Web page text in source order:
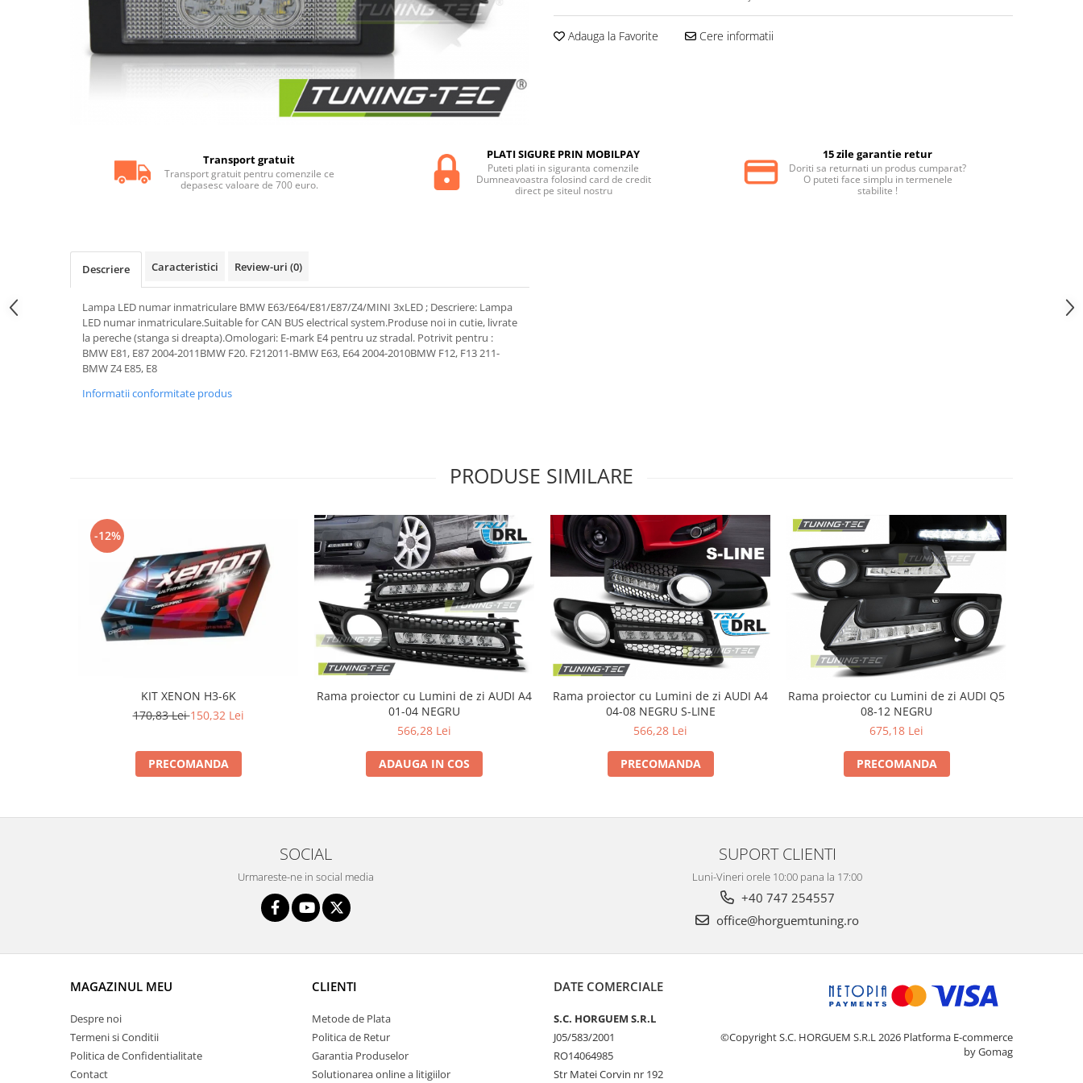
Statii radio CB
Suspensii auto
Bucsi poliuretan
Eleroane auto
Praguri tuning
Tuning evacuare
Accesorii tobe
Banda termoizolata
Semnalizari aripa
Furtun intercooler turbo
Adauga la Favorite Cere informatii
Transport gratuit
Transport gratuit pentru comenzile ce
depasesc valoare de 700 euro.
PLATI SIGURE PRIN MOBILPAY
Puteti plati in siguranta comenzile
Dumneavoastra folosind card de credit
direct pe siteul nostru
15 zile garantie retur
Doriti sa returnati un produs cumparat?
O puteti face simplu in termenele
stabilite !
Descriere Caracteristici Review-uri (0)
Lampa LED numar inmatriculare BMW E63/E64/E81/E87/Z4/MINI 3xLED ; Descriere: Lampa
LED numar inmatriculare.Suitable for CAN BUS electrical system.Produse noi in cutie, livrate
la pereche (stanga si dreapta).Omologari: E-mark E4 pentru uz stradal. Potrivit pentru :
BMW E81, E87 2004-2011BMW F20. F212011-BMW E63, E64 2004-2010BMW F12, F13 211-
BMW Z4 E85, E8
Informatii conformitate produs
PRODUSE SIMILARE
-12%
KIT XENON H3-6K
170,83 Lei150,32 Lei
PRECOMANDA
Rama proiector cu Lumini de zi AUDI A4
01-04 NEGRU
566,28 Lei
ADAUGA IN COS
Rama proiector cu Lumini de zi AUDI A4
04-08 NEGRU S-LINE
566,28 Lei
PRECOMANDA
Rama proiector cu Lumini de zi AUDI Q5
08-12 NEGRU
675,18 Lei
PRECOMANDA
SOCIAL
Urmareste-ne in social media
SUPORT CLIENTI
Luni-Vineri orele 10:00 pana la 17:00
+40 747 254557
office@horguemtuning.ro
MAGAZINUL MEU
Despre noi
Termeni si Conditii
Politica de Confidentialitate
Contact
CLIENTI
Metode de Plata
Politica de Retur
Garantia Produselor
Solutionarea online a litigiilor
DATE COMERCIALE
S.C. HORGUEM S.R.L
J05/583/2001
RO14064985
Str Matei Corvin nr 192
©Copyright S.C. HORGUEM S.R.L 2026 Platforma E-commerce
by Gomag